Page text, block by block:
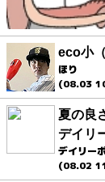
eco小
ほり
(08.03
夏の良
デイリ
デイリー
(08.02